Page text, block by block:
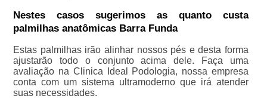
Nestes casos sugerimos as quanto custa
palmilhas anatômicas Barra Funda
Estas palmilhas irão alinhar nossos pés e desta forma
ajustarão todo o conjunto acima dele. Faça uma
avaliação na Clinica Ideal Podologia, nossa empresa
conta com um sistema ultramoderno que irá atender
suas necessidades.